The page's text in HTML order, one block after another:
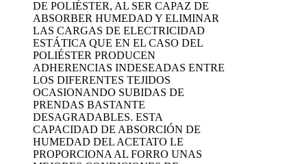
DE POLIÉSTER, AL SER CAPAZ DE
ABSORBER HUMEDAD Y ELIMINAR
LAS CARGAS DE ELECTRICIDAD
ESTÁTICA QUE EN EL CASO DEL
POLIÉSTER PRODUCEN
ADHERENCIAS INDESEADAS ENTRE
LOS DIFERENTES TEJIDOS
OCASIONANDO SUBIDAS DE
PRENDAS BASTANTE
DESAGRADABLES. ESTA
CAPACIDAD DE ABSORCIÓN DE
HUMEDAD DEL ACETATO LE
PROPORCIONA AL FORRO UNAS